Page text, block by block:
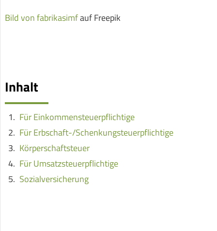
Bild von fabrikasimfauf Freepik
Inhalt
Für Einkommensteuerpflichtige
Für Erbschaft-/Schenkungsteuerpflichtige
Körperschaftsteuer
Für Umsatzsteuerpflichtige
Sozialversicherung